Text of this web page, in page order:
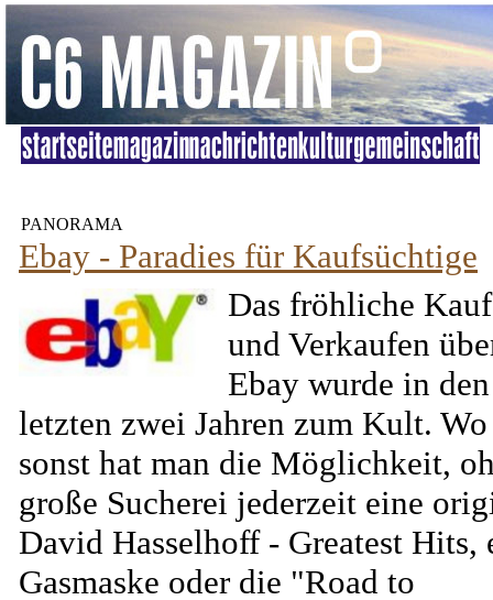
PANORAMA
Ebay - Paradies für Kaufsüchtige
Das fröhliche
und Verkaufen
Ebay wurde in den
letzten zwei Jahren zum Kult. Wo
sonst hat man die Möglichkeit,
große Sucherei jederzeit eine
David Hasselhoff - Greatest Hits,
Gasmaske oder die "Road to